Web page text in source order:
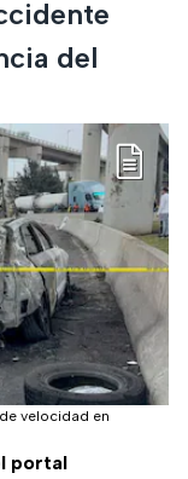
del
velocidad en
portal